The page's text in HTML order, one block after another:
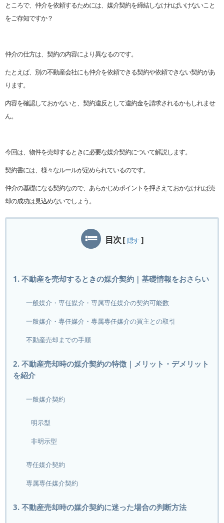
ところで、仲介を依頼するためには、媒介契約を締結しなければいけないこと
をご存知ですか？
仲介の仕方は、契約の内容により異なるのです。
たとえば、別の不動産会社にも仲介を依頼できる契約や依頼できない契約があ
ります。
内容を確認しておかないと、契約違反として違約金を請求されるかもしれませ
ん。
今回は、物件を売却するときに必要な媒介契約について解説します。
契約書には、様々なルールが定められているのです。
仲介の基礎になる契約なので、あらかじめポイントを押さえておかなければ売
却の成功は見込めないでしょう。
目次[ 隠す ]
1. 不動産を売却するときの媒介契約｜基礎情報をおさらい
一般媒介・専任媒介・専属専任媒介の契約可能数
一般媒介・専任媒介・専属専任媒介の買主との取引
不動産売却までの手順
2. 不動産売却時の媒介契約の特徴｜メリット・デメリット
を紹介
一般媒介契約
明示型
非明示型
専任媒介契約
専属専任媒介契約
3. 不動産売却時の媒介契約に迷った場合の判断方法